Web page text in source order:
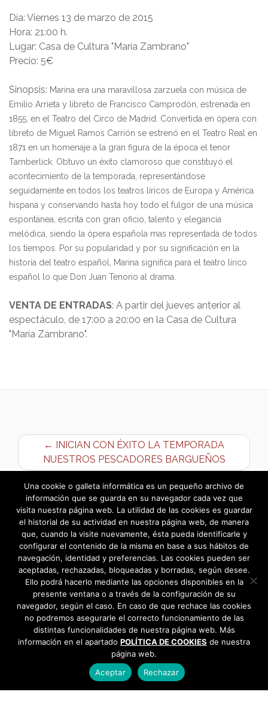
Día: Viernes 13 de marzo de 2015
Hora: 21:00 h.
Lugar: Casa de Cultura "María Zambrano"
Precio: 5€
Sinopsis: Marina era una maravillosa zarzuela con música de
Emilio Arrieta y libreto de Francisco Camprodón, estrenada en
1855, en el Teatro del Circo de Madrid. Convertida en ópera con
libreto de Miguel Ramos Carrión se estrenó en el Teatro Real en
1871 en un homenaje a la gran figura de la época el tenor
Tamberlick. Obtuvo un éxito clamoroso que constituyó el
acontecimiento de la temporada, representándose
seguidamente en todos los teatros líricos de Europa y América
hispana y conservando hasta hoy todo el fulgor de una música
espontánea, escrita con gran oficio, talento y elegancia
melódica, siendo la ópera española mas representada de todos
los tiempos. Por su popularidad y por su significación en la
historia del teatro español, Marina significa para el teatro lírico
español lo que Don Juan Tenorio al drama.
VENTA DE ENTRADAS: A partir del jueves anterior al
espectáculo, de 17:00 a 20:00 en la Casa de Cultura
"María Zambrano".
← INICIAN CON ÉXITO LA TEMPORADA
NUESTROS PESCADORES BARGUEÑOS
Programación Cultural Primer Semestre 2015 →
Una cookie o galleta informática es un pequeño archivo de
información que se guarda en su navegador cada vez que
visita nuestra página web. La utilidad de las cookies es guardar
el historial de su actividad en nuestra página web, de manera
que, cuando la visite nuevamente, ésta pueda identificarle y
configurar el contenido de la misma en base a sus hábitos de
navegación, identidad y preferencias. Las cookies pueden ser
aceptadas, rechazadas, bloqueadas y borradas, según desee.
Ello podrá hacerlo mediante las opciones disponibles en la
presente ventana o a través de la configuración de su
navegador, según el caso. En caso de que rechace las cookies
no podremos asegurarle el correcto funcionamiento de las
distintas funcionalidades de nuestra página web. Más
información en el apartado POLÍTICA DE COOKIES de nuestra
página web.
Aceptar
Rechazar